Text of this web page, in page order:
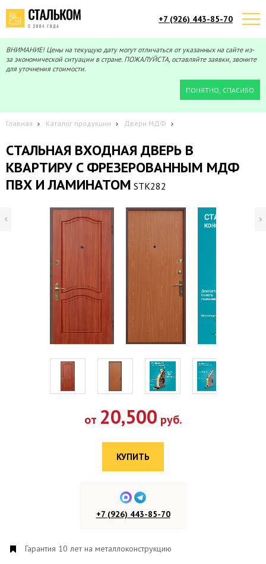
+7 (926) 443-85-70
ВНИМАНИЕ! Цены на текущую дату могут отличаться от указанных на сайте из-
за экономической ситуации в стране. ПОЖАЛУЙСТА, оставляйте заявки, звоните
для уточнения стоимости.
ПОНЯТНО, СПАСИБО
Главная Каталог продукции Двери МДФ
СТАЛЬНАЯ ВХОДНАЯ ДВЕРЬ В
КВАРТИРУ C ФРЕЗЕРОВАННЫМ МДФ
ПВХ И ЛАМИНАТОМ STK282
от 20,500 руб.
КУПИТЬ
+7 (926) 443-85-70
Гарантия 10 лет на металлоконструкцию
Telegram
Max